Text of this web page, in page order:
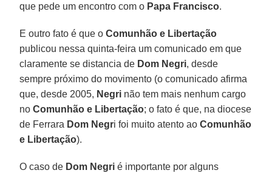
que pede um encontro com o Papa Francisco.
E outro fato é que oComunhão e Libertação
publicou nessa quinta-feira um comunicado em que
claramente se distancia de Dom Negri, desde
sempre próximo do movimento (o comunicado afirma
que, desde 2005, Negri não tem mais nenhum cargo
noComunhão e Libertação; o fato é que, na diocese
de Ferrara Dom Negri foi muito atento aoComunhão
e Libertação).
O caso de Dom Negri é importante por alguns